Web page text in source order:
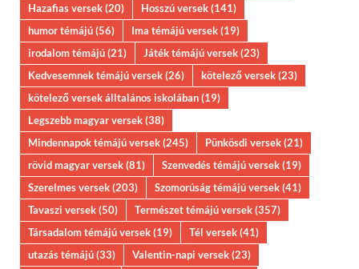
Hazafias versek(20) Hosszú versek(141)
humor témájú(56) Ima témájú versek(19)
irodalom témájú(21) Játék témájú versek(23)
Kedvesemnek témájú versek(26) kötelező versek(23)
kötelező versek álltalános iskolában(19)
Legszebb magyar versek(38)
Mindennapok témájú versek(245) Pünkösdi versek(21)
rövid magyar versek(81) Szenvedés témájú versek(19)
Szerelmes versek(203) Szomorúság témájú versek(41)
Tavaszi versek(50) Természet témájú versek(357)
Társadalom témájú versek(19) Tél versek(41)
utazás témájú(33) Valentin-napi versek(23)